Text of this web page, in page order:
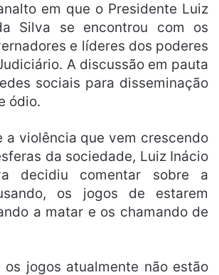
em que o Presidente Luiz
Silva se encontrou com os
e líderes dos poderes
A discussão em pauta
sociais para disseminação
ódio.
a violência que vem crescendo
da sociedade, Luiz Inácio
decidiu comentar sobre a
os jogos de estarem
a matar e os chamando de
os jogos atualmente não estão